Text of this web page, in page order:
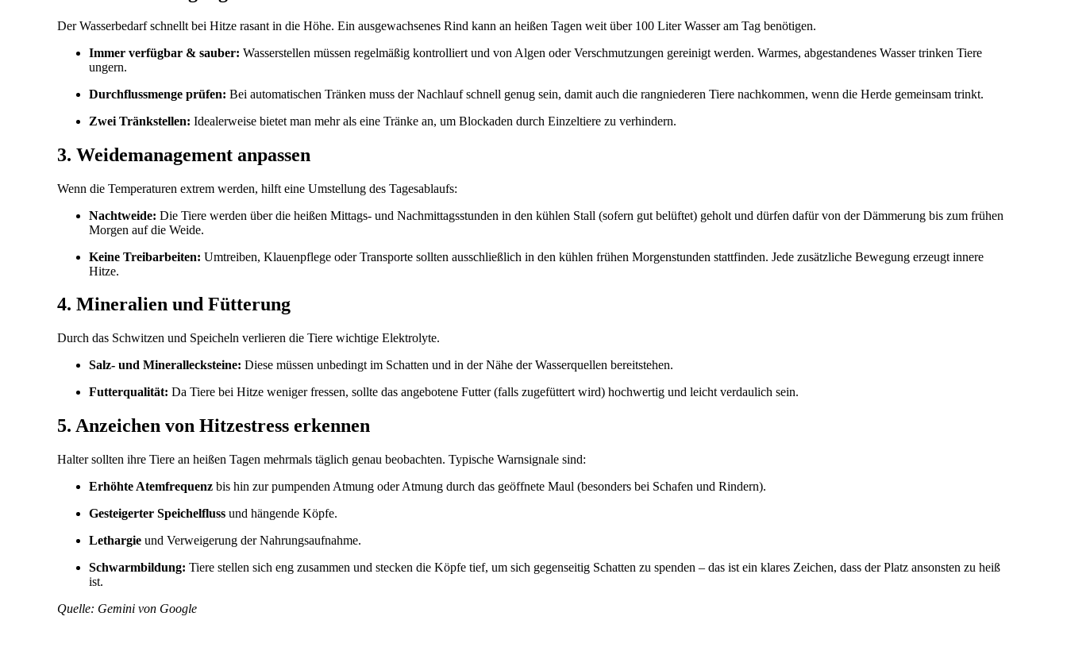
Der Wasserbedarf schnellt bei Hitze rasant in die Höhe. Ein ausgewachsenes Rind kann an heißen Tagen weit über 100 Liter Wasser am Tag benötigen.
Immer verfügbar & sauber: Wasserstellen müssen regelmäßig kontrolliert und von Algen oder Verschmutzungen gereinigt werden. Warmes, abgestandenes Wasser trinken Tiere
ungern.
Durchflussmenge prüfen: Bei automatischen Tränken muss der Nachlauf schnell genug sein, damit auch die rangniederen Tiere nachkommen, wenn die Herde gemeinsam trinkt.
Zwei Tränkstellen: Idealerweise bietet man mehr als eine Tränke an, um Blockaden durch Einzeltiere zu verhindern.
3. Weidemanagement anpassen
Wenn die Temperaturen extrem werden, hilft eine Umstellung des Tagesablaufs:
Nachtweide: Die Tiere werden über die heißen Mittags- und Nachmittagsstunden in den kühlen Stall (sofern gut belüftet) geholt und dürfen dafür von der Dämmerung bis zum frühen
Morgen auf die Weide.
Keine Treibarbeiten: Umtreiben, Klauenpflege oder Transporte sollten ausschließlich in den kühlen frühen Morgenstunden stattfinden. Jede zusätzliche Bewegung erzeugt innere
Hitze.
4. Mineralien und Fütterung
Durch das Schwitzen und Speicheln verlieren die Tiere wichtige Elektrolyte.
Salz- und Minerallecksteine: Diese müssen unbedingt im Schatten und in der Nähe der Wasserquellen bereitstehen.
Futterqualität: Da Tiere bei Hitze weniger fressen, sollte das angebotene Futter (falls zugefüttert wird) hochwertig und leicht verdaulich sein.
5. Anzeichen von Hitzestress erkennen
Halter sollten ihre Tiere an heißen Tagen mehrmals täglich genau beobachten. Typische Warnsignale sind:
Erhöhte Atemfrequenz bis hin zur pumpenden Atmung oder Atmung durch das geöffnete Maul (besonders bei Schafen und Rindern).
Gesteigerter Speichelfluss und hängende Köpfe.
Lethargie und Verweigerung der Nahrungsaufnahme.
Schwarmbildung: Tiere stellen sich eng zusammen und stecken die Köpfe tief, um sich gegenseitig Schatten zu spenden – das ist ein klares Zeichen, dass der Platz ansonsten zu heiß
ist.
Quelle: Gemini von Google